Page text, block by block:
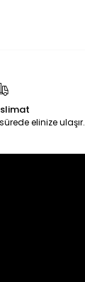
elinize ulaşır.